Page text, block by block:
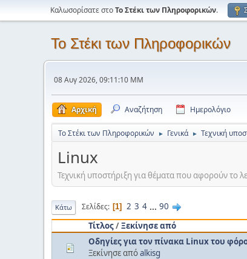
Καλωσορίσατε στοΤο Στέκι των Πληροφορικών.
Το Στέκι των Πληροφορικών
08 Αυγ 2026, 09:11:10 ΜΜ
Αρχική Αναζήτηση Ημερολόγιο
Το Στέκι των Πληροφορικών ► Γενικά ► Τεχνική
Linux
Τεχνική υποστήριξη για θέματα που αφορούν το
Κάτω Σελίδες 1 2 3 4 ... 90
Τίτλος/Ξεκίνησε από
Οδηγίες για τον πίνακα Linux του
Ξεκίνησε απόalkisg